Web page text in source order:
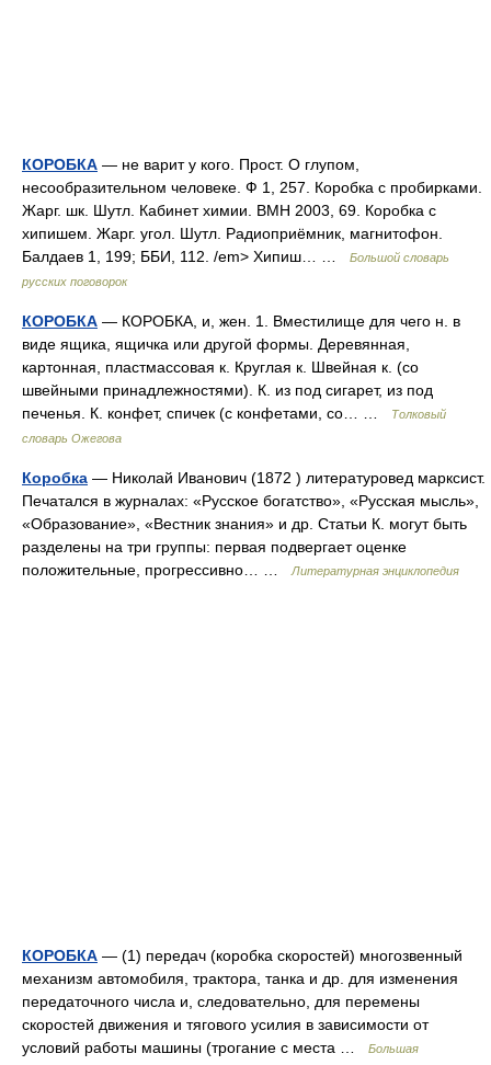
КОРОБКА — не варит у кого. Прост. О глупом,
несообразительном человеке. Ф 1, 257. Коробка с пробирками.
Жарг. шк. Шутл. Кабинет химии. ВМН 2003, 69. Коробка с
хипишем. Жарг. угол. Шутл. Радиоприёмник, магнитофон.
Балдаев 1, 199; ББИ, 112. /em> Хипиш… …
Большой словарь
русских поговорок
КОРОБКА — КОРОБКА, и, жен. 1. Вместилище для чего н. в
виде ящика, ящичка или другой формы. Деревянная,
картонная, пластмассовая к. Круглая к. Швейная к. (со
швейными принадлежностями). К. из под сигарет, из под
печенья. К. конфет, спичек (с конфетами, со… …
Толковый
словарь Ожегова
Коробка — Николай Иванович (1872 ) литературовед марксист.
Печатался в журналах: «Русское богатство», «Русская мысль»,
«Образование», «Вестник знания» и др. Статьи К. могут быть
разделены на три группы: первая подвергает оценке
положительные, прогрессивно… …
Литературная энциклопедия
КОРОБКА — (1) передач (коробка скоростей) многозвенный
механизм автомобиля, трактора, танка и др. для изменения
передаточного числа и, следовательно, для перемены
скоростей движения и тягового усилия в зависимости от
условий работы машины (трогание с места …
Большая